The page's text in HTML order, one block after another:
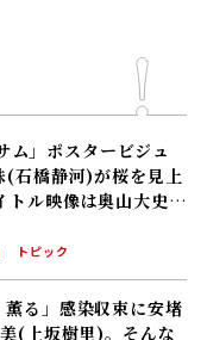
ム」ポスタービジュ
(石橋静河)が桜を見上
ル映像は奥山大史監
2026年度後期放
トピック
る」感染収束に安堵
(上坂樹里)。そんな